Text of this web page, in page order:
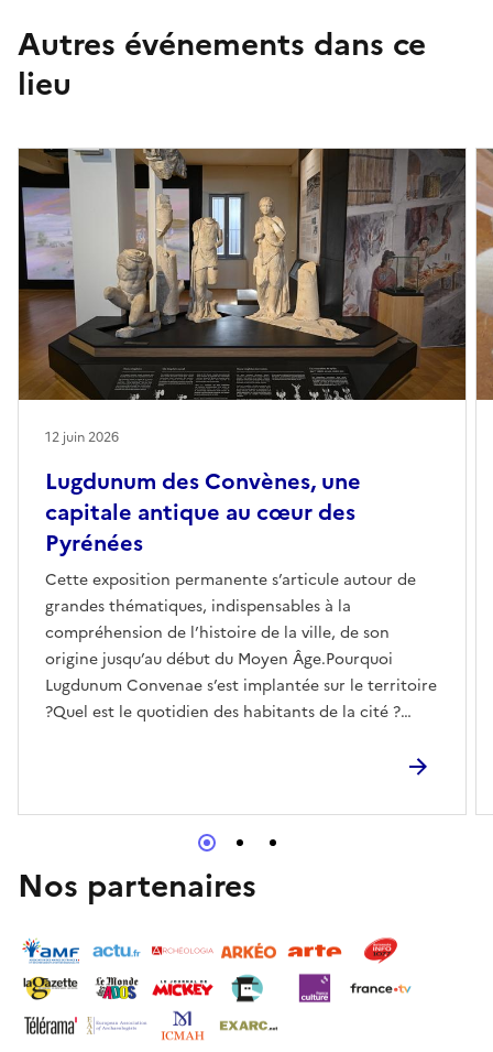
Autres événements dans ce
lieu
Lugdunum des Convènes, une
capitale antique au cœur des
Pyrénées
Cette exposition permanente s’articule autour de
grandes thématiques, indispensables à la
compréhension de l’histoire de la ville, de son
origine jusqu’au début du Moyen Âge.Pourquoi
Lugdunum Convenae s’est implantée sur le territoire
?Quel est le quotidien des habitants de la cité ?
12 juin 2026
Nos partenaires